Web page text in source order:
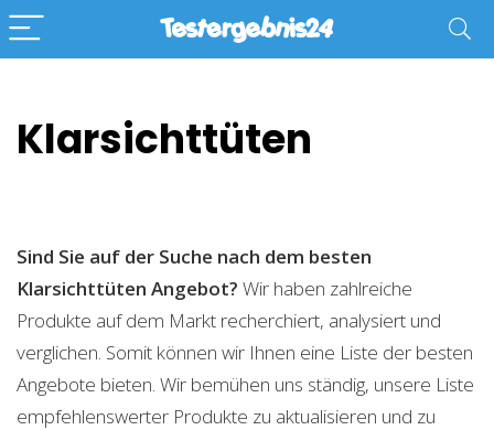
Klarsichttüten
Sind Sie auf der Suche nach dem besten
Klarsichttüten Angebot? Wir haben zahlreiche
Produkte auf dem Markt recherchiert, analysiert und
verglichen. Somit können wir Ihnen eine Liste der besten
Angebote bieten. Wir bemühen uns ständig, unsere Liste
empfehlenswerter Produkte zu aktualisieren und zu